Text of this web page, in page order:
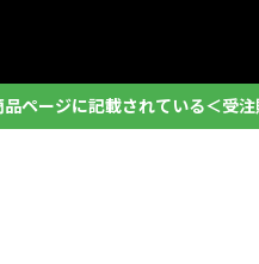
ページに記載されている＜受注